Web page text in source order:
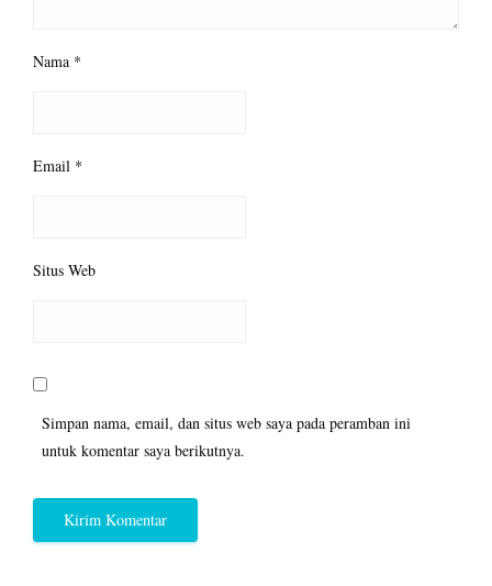
Nama *
Email *
Situs Web
Simpan nama, email, dan situs web saya pada peramban ini
untuk komentar saya berikutnya.